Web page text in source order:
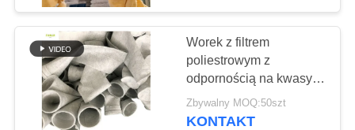
WYCIECZKA
PO
FABRYCE
KONTROLA
Worek z filtrem
aramidowym
99
Worek z filtrem
poliestrowym z
odpornością na kwasy i
alkalie do zbierania pyłu
w zakładzie stalowym
Zbywalny MOQ:50szt
KONTAKT